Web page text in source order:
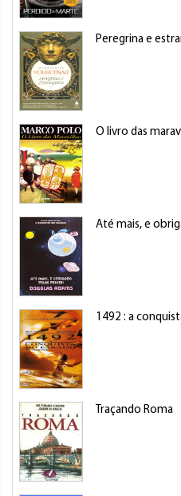
Peregrina e
O livro das
Até mais, e
1492 : a
Traçando Roma